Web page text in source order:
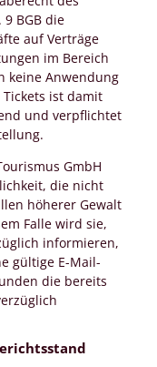
BGB die
auf Verträge
im Bereich
keine Anwendung
ist damit
und verpflichtet
GmbH
die nicht
höherer Gewalt
Falle wird sie,
informieren,
gültige E-Mail-
die bereits